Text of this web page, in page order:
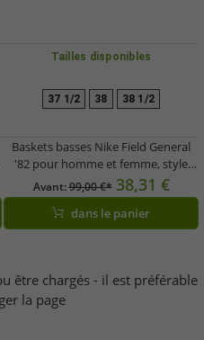
Tailles disponibles
37 1/2 38 38 1/2
Baskets basses Nike Field General
'82 pour homme et femme, style
rétro, en cuir véritable FQ8762 106
Blanc/Gris/Bleu
Avant:99,00 €* 38,31 €
dans le panier
être chargés - il est préférable
la page